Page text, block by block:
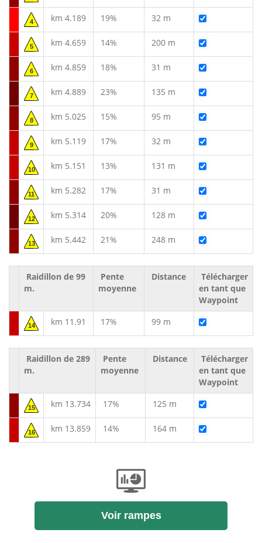
4 km 4.189 19% 32 m
5 km 4.659 14% 200 m
6 km 4.859 18% 31 m
7 km 4.889 23% 135 m
8 km 5.025 15% 95 m
9 km 5.119 17% 32 m
10 km 5.151 13% 131 m
11 km 5.282 17% 31 m
12 km 5.314 20% 128 m
13 km 5.442 21% 248 m
Raidillon de 99
m.
Pente
moyenne
Distance
Télécharger
en tant que
Waypoint
14 km 11.91 17% 99 m
Raidillon de 289
m.
Pente
moyenne
Distance
Télécharger
en tant que
Waypoint
15 km 13.734 17% 125 m
16 km 13.859 14% 164 m
Voir rampes